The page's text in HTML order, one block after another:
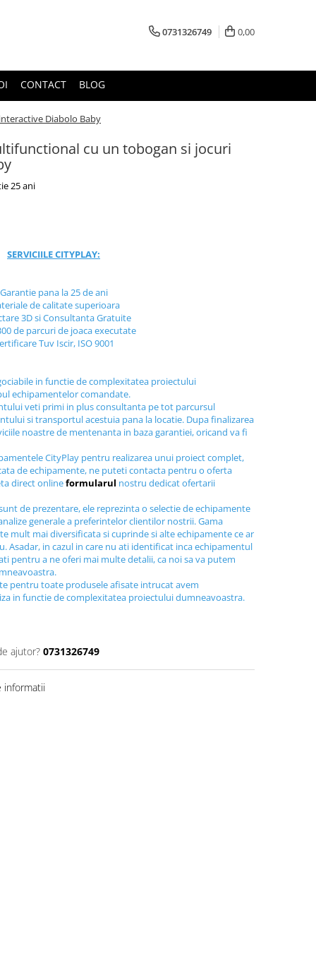
0731326749 0,00
CONTACT BLOG
Diabolo Baby
cu un tobogan si jocuri
25 ani
SERVICIILE CITYPLAY:
Garantie pana la 25 de ani
de calitate superioara
3D si Consultanta Gratuite
de parcuri de joaca executate
Tuv Iscir, ISO 9001
in functie de complexitatea proiectului
echipamentelor comandate.
veti primi in plus consultanta pe tot parcursul
si transportul acestuia pana la locatie. Dupa finalizarea
noastre de mentenanta in baza garantiei, oricand va fi
CityPlay pentru realizarea unui proiect complet,
de echipamente, ne puteti contacta pentru o oferta
direct onlineformularul nostru dedicat ofertarii
de prezentare, ele reprezinta o selectie de echipamente
generale a preferintelor clientilor nostrii. Gama
mult mai diversificata si cuprinde si alte echipamente ce ar
Asadar, in cazul in care nu ati identificat inca echipamentul
pentru a ne oferi mai multe detalii, ca noi sa va putem
pentru toate produsele afisate intrucat avem
in functie de complexitatea proiectului dumneavoastra.
ajutor? 0731326749
informatii